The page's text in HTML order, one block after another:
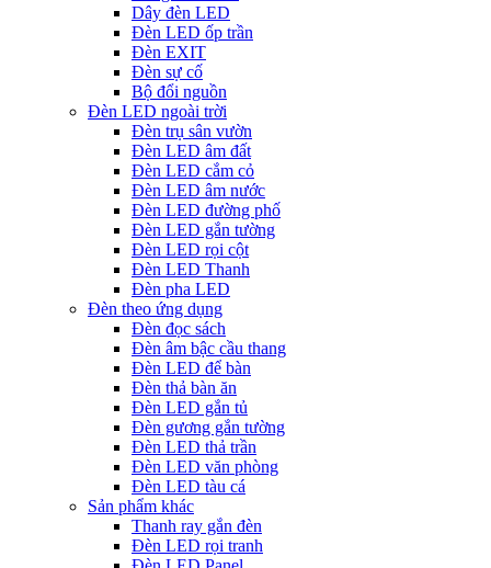
Dây đèn LED
Đèn LED ốp trần
Đèn EXIT
Đèn sự cố
Bộ đổi nguồn
Đèn LED ngoài trời
Đèn trụ sân vườn
Đèn LED âm đất
Đèn LED cắm cỏ
Đèn LED âm nước
Đèn LED đường phố
Đèn LED gắn tường
Đèn LED rọi cột
Đèn LED Thanh
Đèn pha LED
Đèn theo ứng dụng
Đèn đọc sách
Đèn âm bậc cầu thang
Đèn LED để bàn
Đèn thả bàn ăn
Đèn LED gắn tủ
Đèn gương gắn tường
Đèn LED thả trần
Đèn LED văn phòng
Đèn LED tàu cá
Sản phẩm khác
Thanh ray gắn đèn
Đèn LED rọi tranh